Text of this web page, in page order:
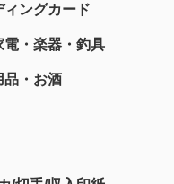
ィングカード
電・楽器・釣具
品・お酒